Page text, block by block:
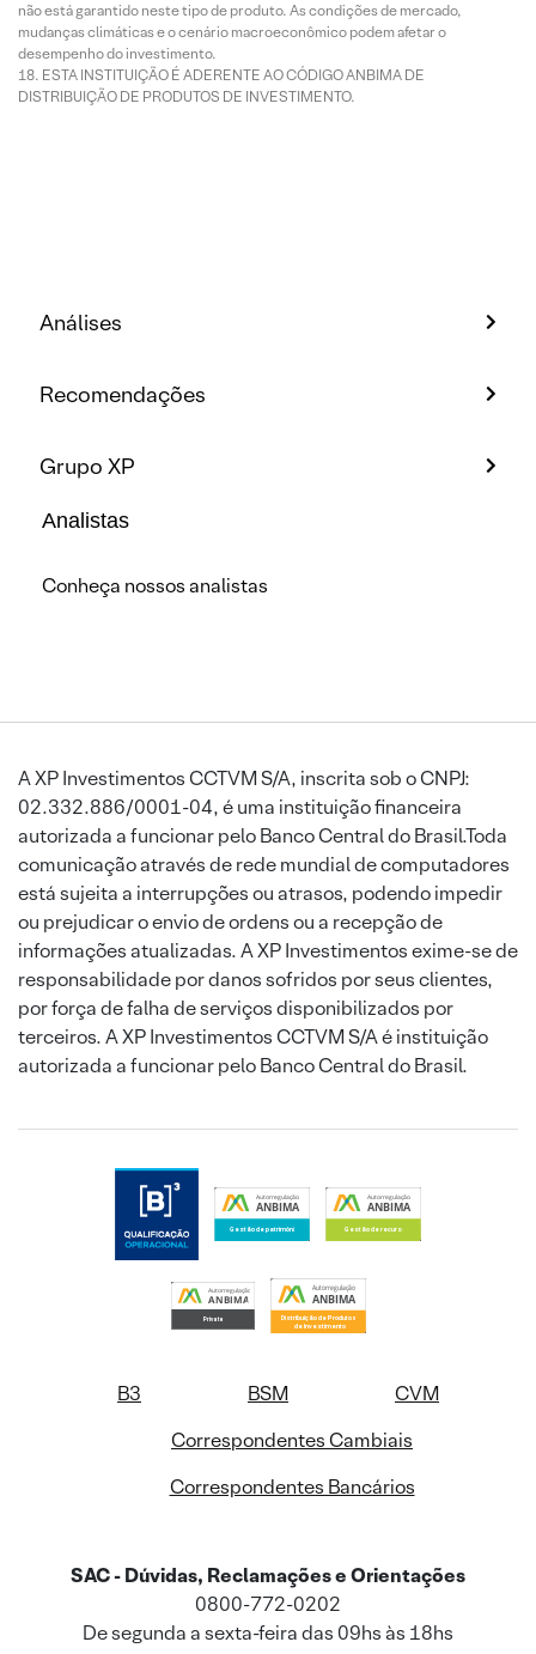
não está garantido neste tipo de produto. As condições de mercado,
mudanças climáticas e o cenário macroeconômico podem afetar o
desempenho do investimento.
ESTA INSTITUIÇÃO É ADERENTE AO CÓDIGO ANBIMA DE
DISTRIBUIÇÃO DE PRODUTOS DE INVESTIMENTO.
Análises
Recomendações
Grupo XP
Analistas
Conheça nossos analistas
A XP Investimentos CCTVM S/A, inscrita sob o CNPJ:
02.332.886/0001-04, é uma instituição financeira
autorizada a funcionar pelo Banco Central do Brasil.Toda
comunicação através de rede mundial de computadores
está sujeita a interrupções ou atrasos, podendo impedir
ou prejudicar o envio de ordens ou a recepção de
informações atualizadas. A XP Investimentos exime-se de
responsabilidade por danos sofridos por seus clientes,
por força de falha de serviços disponibilizados por
terceiros. A XP Investimentos CCTVM S/A é instituição
autorizada a funcionar pelo Banco Central do Brasil.
B3 BSM
CVM
Correspondentes Cambiais
Correspondentes Bancários
SAC - Dúvidas, Reclamações e Orientações
0800-772-0202
De segunda a sexta-feira das 09hs às 18hs